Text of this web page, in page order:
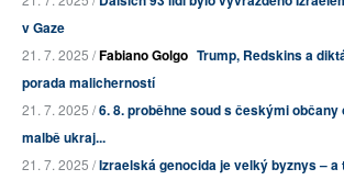
v Gaze
21. 7. 2025 /Fabiano Golgo Trump, Redskins a
porada malicherností
21. 7. 2025 /6. 8. proběhne soud s českými
malbě ukraj...
21. 7. 2025 /Izraelská genocida je velký byznys –